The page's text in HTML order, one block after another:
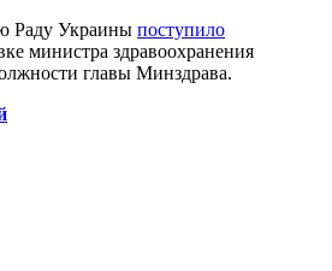
Раду Украины поступило
министра здравоохранения
главы Минздрава.